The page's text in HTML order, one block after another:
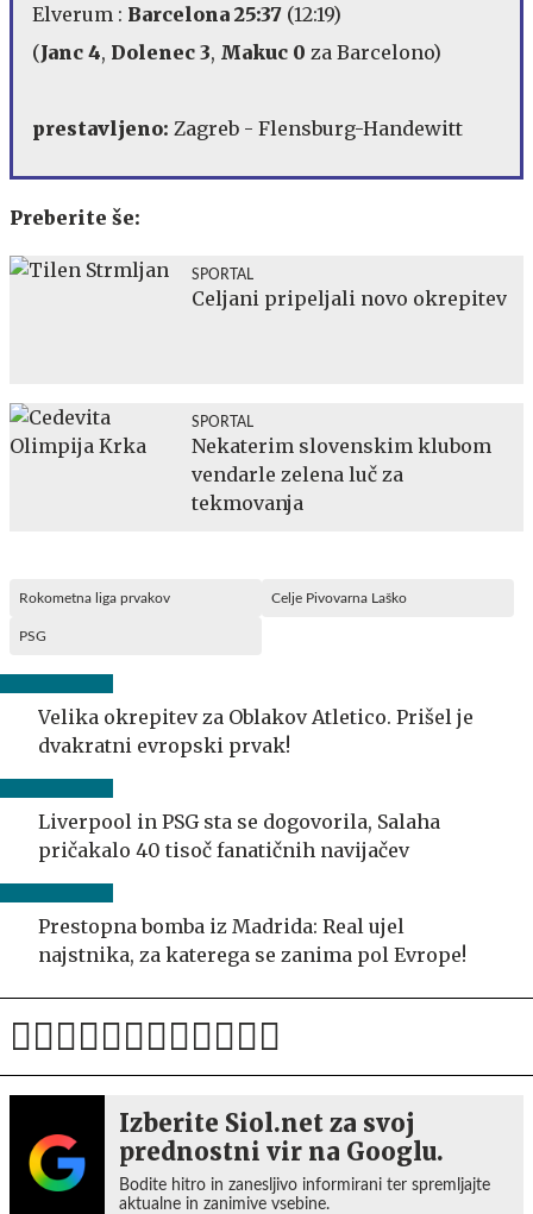
Elverum : Barcelona 25:37 (12:19)
(Janc 4, Dolenec 3, Makuc 0 za Barcelono)
prestavljeno: Zagreb - Flensburg-Handewitt
Preberite še:
SPORTAL
Celjani pripeljali novo okrepitev
SPORTAL
Nekaterim slovenskim klubom
vendarle zelena luč za
tekmovanja
Rokometna liga prvakov Celje Pivovarna Laško
PSG
Velika okrepitev za Oblakov Atletico. Prišel je
dvakratni evropski prvak!
Liverpool in PSG sta se dogovorila, Salaha
pričakalo 40 tisoč fanatičnih navijačev
Prestopna bomba iz Madrida: Real ujel
najstnika, za katerega se zanima pol Evrope!
Izberite Siol.net za svoj
prednostni vir na Googlu.
Bodite hitro in zanesljivo informirani ter spremljajte
aktualne in zanimive vsebine.